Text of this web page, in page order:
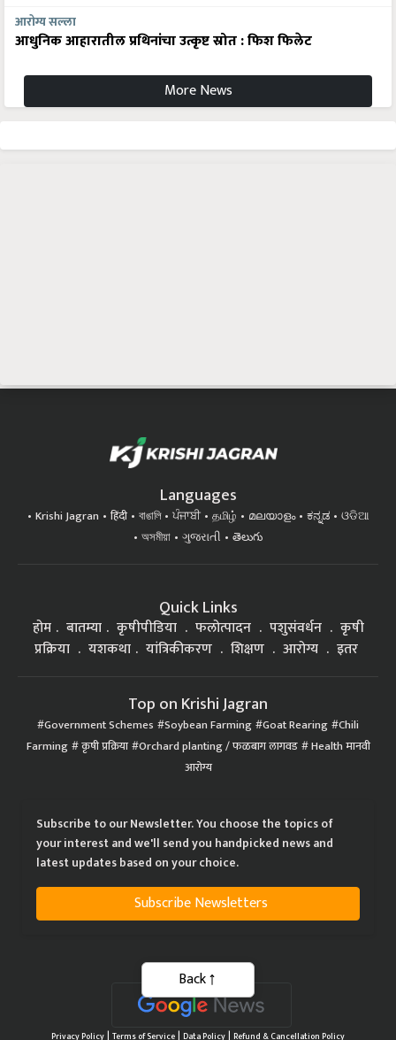
आरोग्य सल्ला
आधुनिक आहारातील प्रथिनांचा उत्कृष्ट स्रोत : फिश फिलेट
More News
Languages
Krishi Jagran हिंदी বাঙালি ਪੰਜਾਬੀ தமிழ் മലയാളം ಕನ್ನಡ
ଓଡିଆ
অসমীয়া
ગુજરાતી తెలుగు
Quick Links
होम बातम्या कृषीपीडिया फलोत्पादन पशुसंवर्धन
कृषी
प्रक्रिया
यशकथा यांत्रिकीकरण शिक्षण आरोग्य इतर
Top on Krishi Jagran
Government Schemes Soybean Farming Goat Rearing Chili
Farming कृषी प्रक्रिया Orchard planting / फळबाग लागवड Health मानवी
आरोग्य
Subscribe to our Newsletter. You choose the topics of
your interest and we'll send you handpicked news and
latest updates based on your choice.
Subscribe Newsletters
Privacy Policy| Terms of Service| Data Policy| Refund & Cancellation Policy
Back